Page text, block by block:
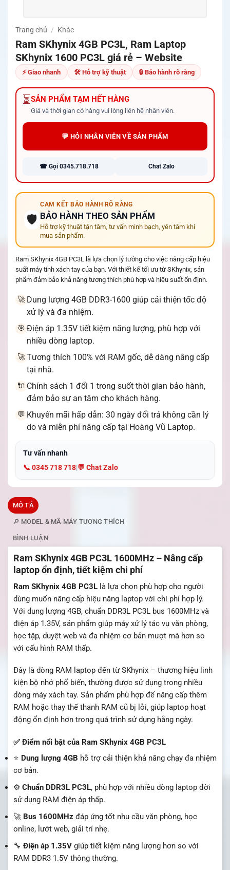
Trang chủ / Khác
Ram SKhynix 4GB PC3L, Ram Laptop
SKhynix 1600 PC3L giá rẻ – Website
⚡ Giao nhanh 🛠 Hỗ trợ kỹ thuật 🔒 Bảo hành rõ ràng
⏳SẢN PHẨM TẠM HẾT HÀNG
Giá và thời gian có hàng vui lòng liên hệ nhân viên.
💬 HỎI NHÂN VIÊN VỀ SẢN PHẨM
☎ Gọi 0345.718.718 Chat Zalo
🛡️
CAM KẾT BẢO HÀNH RÕ RÀNG
BẢO HÀNH THEO SẢN PHẨM
Hỗ trợ kỹ thuật tận tâm, tư vấn minh bạch, yên tâm khi
mua sản phẩm.
Ram SKhynix 4GB PC3L là lựa chọn lý tưởng cho việc nâng cấp hiệu
suất máy tính xách tay của bạn. Với thiết kế tối ưu từ SKhynix, sản
phẩm đảm bảo khả năng tương thích phù hợp và hiệu suất ổn định.
🚀 Dung lượng 4GB DDR3-1600 giúp cải thiện tốc độ
xử lý và đa nhiệm.
🎯 Điện áp 1.35V tiết kiệm năng lượng, phù hợp với
nhiều dòng laptop.
🚀Tương thích 100% với RAM gốc, dễ dàng nâng cấp
tại nhà.
🔌 Chính sách 1 đổi 1 trong suốt thời gian bảo hành,
đảm bảo sự an tâm cho khách hàng.
💬 Khuyến mãi hấp dẫn: 30 ngày đổi trả không cần lý
do và miễn phí nâng cấp tại Hoàng Vũ Laptop.
Tư vấn nhanh
📞 0345 718 718|💬 Chat Zalo
MÔ TẢ
🔎 MODEL & MÃ MÁY TƯƠNG THÍCH
BÌNH LUẬN
Ram SKhynix 4GB PC3L 1600MHz – Nâng cấp
laptop ổn định, tiết kiệm chi phí
Ram SKhynix 4GB PC3L là lựa chọn phù hợp cho người
dùng muốn nâng cấp hiệu năng laptop với chi phí hợp lý.
Với dung lượng 4GB, chuẩn DDR3L PC3L bus 1600MHz và
điện áp 1.35V, sản phẩm giúp máy xử lý tác vụ văn phòng,
học tập, duyệt web và đa nhiệm cơ bản mượt mà hơn so
với cấu hình RAM thấp.
Đây là dòng RAM laptop đến từ SKhynix – thương hiệu linh
kiện bộ nhớ phổ biến, thường được sử dụng trong nhiều
dòng máy xách tay. Sản phẩm phù hợp để nâng cấp thêm
RAM hoặc thay thế thanh RAM cũ bị lỗi, giúp laptop hoạt
động ổn định hơn trong quá trình sử dụng hằng ngày.
✅ Điểm nổi bật của Ram SKhynix 4GB PC3L
⭐ Dung lượng 4GB hỗ trợ cải thiện khả năng chạy đa nhiệm
cơ bản.
⚙️ Chuẩn DDR3L PC3L, phù hợp với nhiều dòng laptop đời
sử dụng RAM điện áp thấp.
🚀 Bus 1600MHz đáp ứng tốt nhu cầu văn phòng, học
online, lướt web, giải trí nhẹ.
🔧 Điện áp 1.35V giúp tiết kiệm năng lượng hơn so với
RAM DDR3 1.5V thông thường.